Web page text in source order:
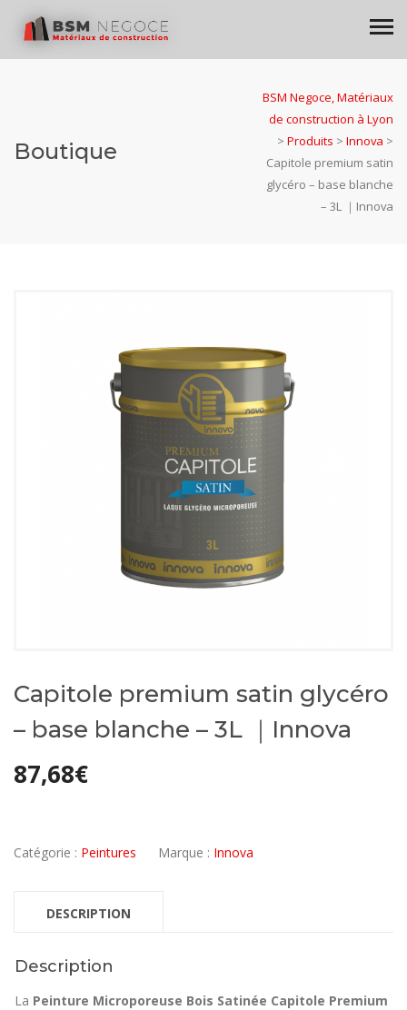
Boutique
BSM Negoce, Matériaux
de construction à Lyon
> Produits > Innova >
Capitole premium satin
glycéro – base blanche
– 3L ｜Innova
Capitole premium satin glycéro
– base blanche – 3L ｜Innova
87,68€
Catégorie : Peintures Marque : Innova
DESCRIPTION
Description
La Peinture Microporeuse Bois Satinée Capitole Premium